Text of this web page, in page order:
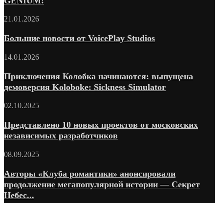
21.01.2026
Большие новости от VoicePlay Studios
14.01.2026
Приключения Колобка начинаются: выпущена
демоверсия Koloboke: Sickness Simulator
02.10.2025
Представлено 10 новых проектов от московских
независимых разработчиков
08.09.2025
Авторы «Клуба романтики» анонсировали
продолжение мегапопулярной истории — Секрет
Небес...